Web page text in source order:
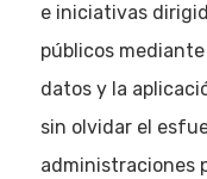
e iniciativas
públicos
datos y la
sin olvidar el
administraciones